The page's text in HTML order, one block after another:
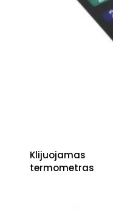
Klijuojamas
termometras